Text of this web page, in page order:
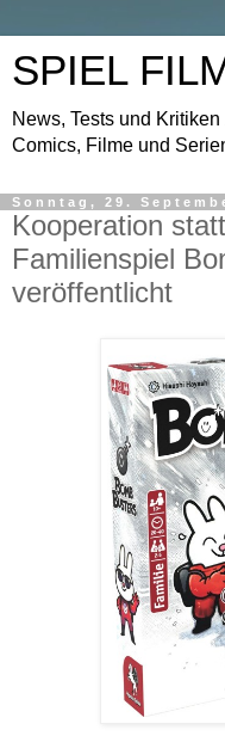
SPIEL
News, Tests und
Comics, Filme und
Sonntag, 29.
Kooperation
Familienspiel
veröffentlicht